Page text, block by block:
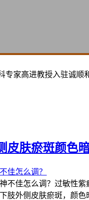
家高进教授入驻诚顺
肤瘀斑颜色
佳怎么调？过敏性
外侧皮肤瘀斑，颜